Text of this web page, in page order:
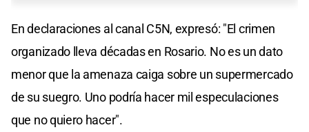
En declaraciones al canal C5N, expresó: "El crimen
organizado lleva décadas en Rosario. No es un dato
menor que la amenaza caiga sobre un supermercado
de su suegro. Uno podría hacer mil especulaciones
que no quiero hacer".